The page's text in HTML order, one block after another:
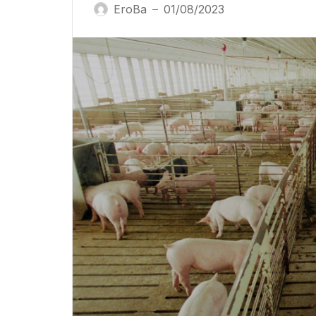
EroBa — 01/08/2023